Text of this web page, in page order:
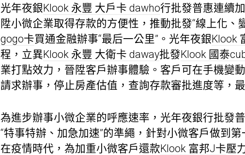
光年夜銀Klook 永豐 大戶卡 dawho行批發普惠連續
陞小微企業取得存款的方便性，推動批發“線上化、
gogo卡買通金融辦事“最后一公里”。光年夜銀Klook
程，立異Klook 永豐 大衛卡 daway批發Klook 國泰
業打點效力，晉陞客戶辦事體驗。客戶可在手機變
請求辦事，停止房產估值，查詢存款審批進度等，
為進步辦事小微企業的呼應速率，光年夜銀行批發
“特事特辦、加急加速”的準繩，針對小微客戶做到第
在疫情時代，為加重小微客戶還款Klook 富邦J卡壓